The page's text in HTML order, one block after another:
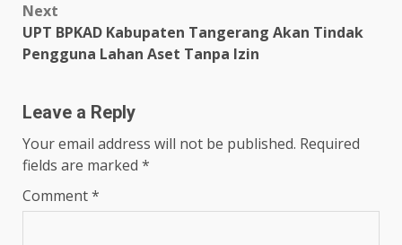
Next
UPT BPKAD Kabupaten Tangerang Akan Tindak
Pengguna Lahan Aset Tanpa Izin
Leave a Reply
Your email address will not be published. Required
fields are marked *
Comment*